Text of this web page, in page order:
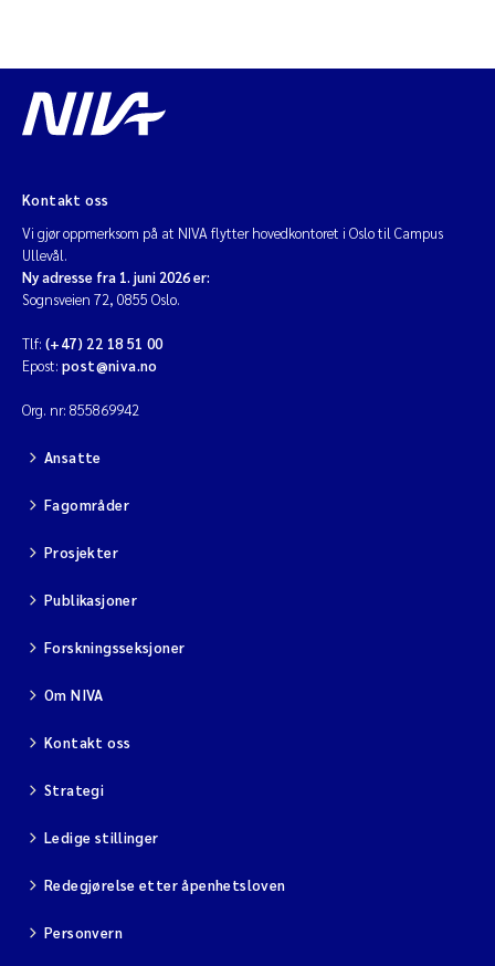
Kontakt oss
Vi gjør oppmerksom på at NIVA flytter hovedkontoret i Oslo til Campus
Ullevål.
Ny adresse fra 1. juni 2026 er:
Sognsveien 72, 0855 Oslo.
Tlf: (+47) 22 18 51 00
Epost: post@niva.no
Org. nr: 855869942
Ansatte
Fagområder
Prosjekter
Publikasjoner
Forskningsseksjoner
Om NIVA
Kontakt oss
Strategi
Ledige stillinger
Redegjørelse etter åpenhetsloven
Personvern